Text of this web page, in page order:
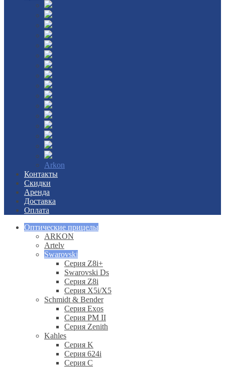
Arkon
Контакты
Скидки
Аренда
Доставка
Оплата
Оптические прицелы
ARKON
Artelv
Swarovski
Серия Z8i+
Swarovski Ds
Серия Z8i
Серия X5i/X5
Schmidt & Bender
Серия Exos
Серия PM II
Cерия Zenith
Kahles
Серия K
Серия 624i
Серия С